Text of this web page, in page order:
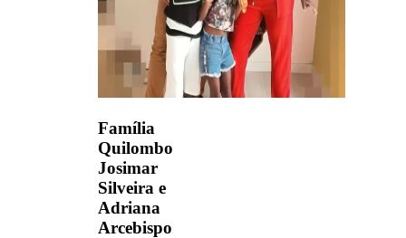
Família
Quilombo
Josimar
Silveira e
Adriana
Arcebispo